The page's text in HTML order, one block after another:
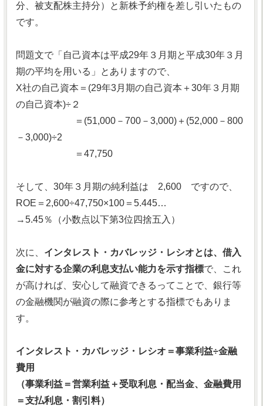
分、被支配株主持分）と新株予約権を差し引いたもの
です。
問題文で「自己資本は平成29年３月期と平成30年３月
期の平均を用いる」とありますので、
X社の自己資本＝(29年3月期の自己資本＋30年３月期
の自己資本)÷２
＝(51,000－700－3,000)＋(52,000－800
－3,000)÷2
＝47,750
そして、30年３月期の純利益は 2,600 ですので、
ROE＝2,600÷47,750×100＝5.445…
→5.45％（小数点以下第3位四捨五入）
次に、 インタレスト・カバレッジ・レシオとは、借入
金に対する企業の利息支払い能力を示す指標で、これ
が高ければ、安心して融資できるってことで、銀行等
の金融機関が融資の際に参考とする指標でもありま
す。
インタレスト・カバレッジ・レシオ＝事業利益÷金融
費用
（事業利益＝営業利益＋受取利息・配当金、金融費用
＝支払利息・割引料）